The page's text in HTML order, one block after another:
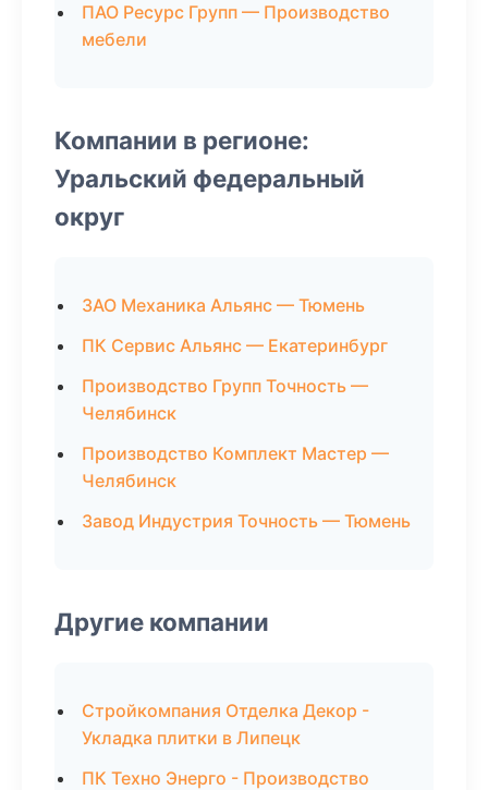
ПАО Ресурс Групп — Производство
мебели
Компании в регионе:
Уральский федеральный
округ
ЗАО Механика Альянс — Тюмень
ПК Сервис Альянс — Екатеринбург
Производство Групп Точность —
Челябинск
Производство Комплект Мастер —
Челябинск
Завод Индустрия Точность — Тюмень
Другие компании
Стройкомпания Отделка Декор -
Укладка плитки в Липецк
ПК Техно Энерго - Производство